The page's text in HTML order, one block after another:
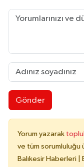
Gönder
Yorum yazarak
ve tüm sorumluluğu
Balıkesir Haberleri |